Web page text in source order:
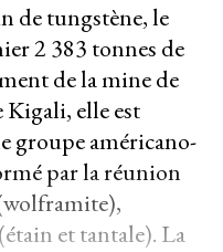
de tungstène, le
2 383 tonnes de
de la mine de
Kigali, elle est
groupe américano-
par la réunion
et tantale). La